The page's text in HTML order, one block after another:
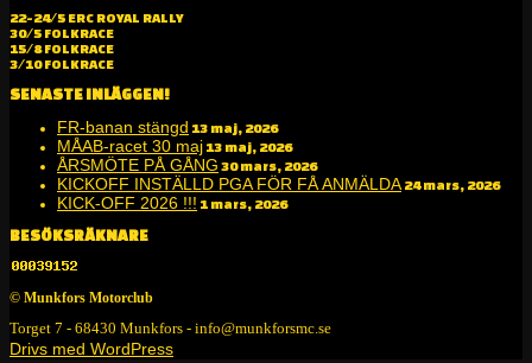
Alltid kul på två och fyra hjul!
22-24/5 ERC ROYAL RALLY
30/5 FOLKRACE
15/8 FOLKRACE
3/10 FOLKRACE
SENASTE INLÄGGEN!
FR-banan stängd 13 maj, 2026
MÅAB-racet 30 maj 13 maj, 2026
ÅRSMÖTE PÅ GÅNG 30 mars, 2026
KICKOFF INSTÄLLD PGA FÖR FÅ ANMÄLDA 24 mars, 2026
KICK-OFF 2026 !!! 1 mars, 2026
BESÖKSRÄKNARE
© Munkfors Motorclub
Torget 7 - 68430 Munkfors - info@munkforsmc.se
Drivs med WordPress